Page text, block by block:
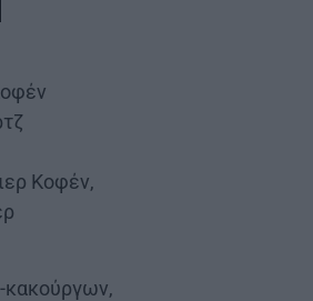
Κοφέν,
κακούργων,